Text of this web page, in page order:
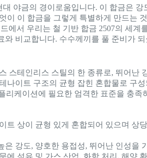
대 야금의 경이로움입니다. 이 합금은
이 이 합금을 그렇게 특별하게 만드는
에서 우리는 철 기반 합금 2507의 세계
와 비교합니다. 수수께끼를 풀 준비가
스테인리스 스틸의 한 종류로, 뛰어난
나이트 구조의 균형 잡힌 혼합물로 구
리케이션에 필요한 엄격한 표준을 충족
트 상이 균형 있게 혼합되어 있으며 상
은 강도, 양호한 용접성, 뛰어난 인성을
에 석유 및 가스 산업, 화학 처리, 해양